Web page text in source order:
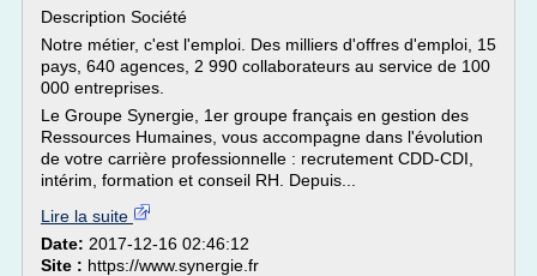
Description Société
Notre métier, c'est l'emploi. Des milliers d'offres d'emploi, 15
pays, 640 agences, 2 990 collaborateurs au service de 100
000 entreprises.
Le Groupe Synergie, 1er groupe français en gestion des
Ressources Humaines, vous accompagne dans l'évolution
de votre carrière professionnelle : recrutement CDD-CDI,
intérim, formation et conseil RH. Depuis...
Lire la suite
Date: 2017-12-16 02:46:12
Site : https://www.synergie.fr